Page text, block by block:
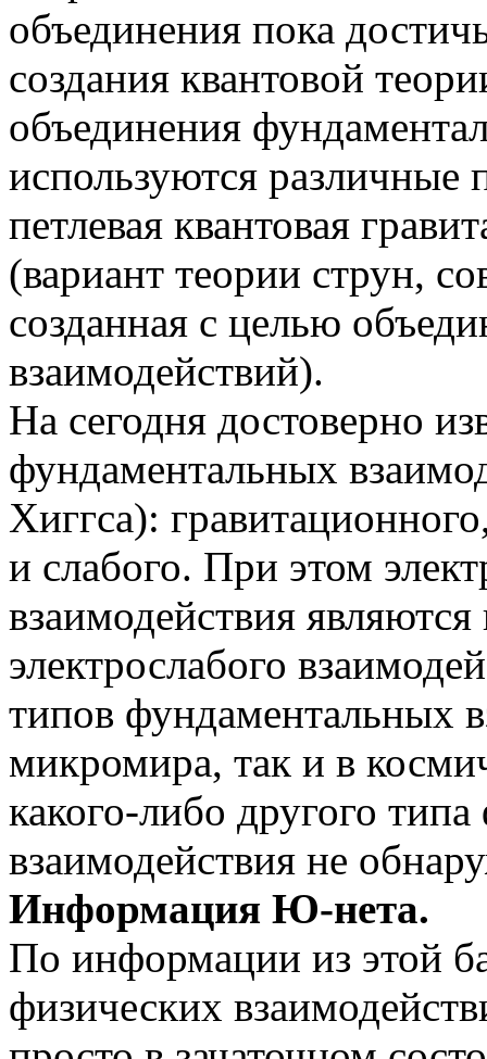
объединения пока
создания квантовой
объединения
используются различные
петлевая квантовая
(вариант теории струн,
созданная с целью
взаимодействий).
На сегодня достоверно
фундаментальных
Хиггса):
и слабого. При этом
взаимодействия
электрослабого
типов фундаментальных
микромира, так и в
какого-либо другого
взаимодействия не
Информация Ю-нета.
По информации из этой
физических